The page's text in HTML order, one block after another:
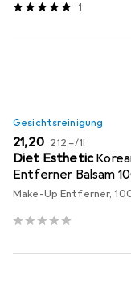
1
Gesichtsreinigung
EUR
21,20 EUR
212,–/1l
Diet Esthetic
Entferner Balsam
Make-Up Entferner,